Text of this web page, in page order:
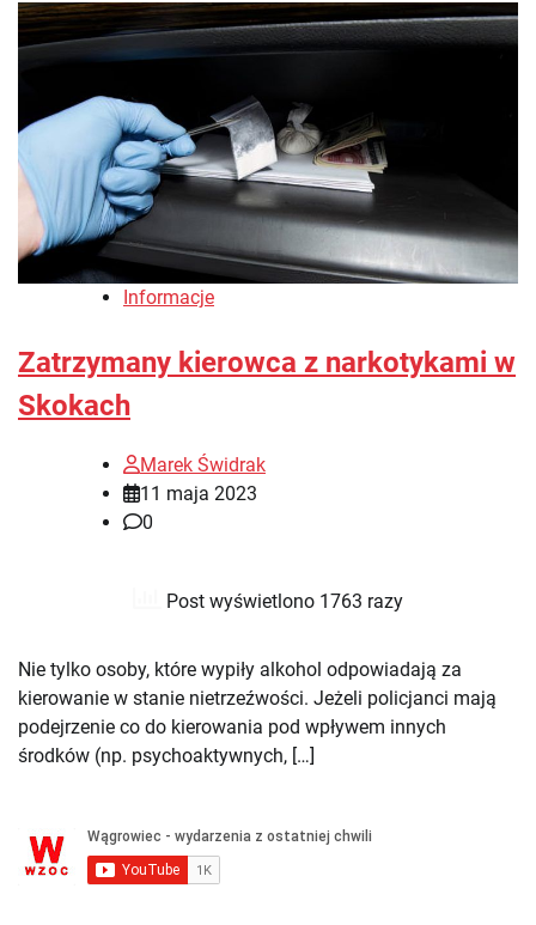
Informacje
Zatrzymany kierowca z narkotykami w
Skokach
Marek Świdrak
11 maja 2023
0
Post wyświetlono 1763 razy
Nie tylko osoby, które wypiły alkohol odpowiadają za
kierowanie w stanie nietrzeźwości. Jeżeli policjanci mają
podejrzenie co do kierowania pod wpływem innych
środków (np. psychoaktywnych, […]